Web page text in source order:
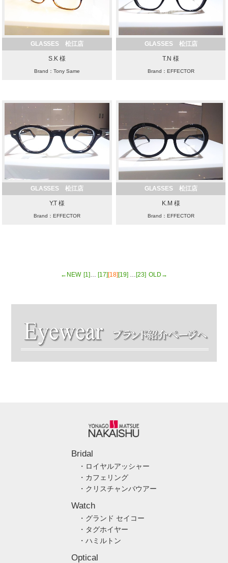
GLASSES 松江店
S.K 様
Brand：Tony Same
GLASSES 松江店
T.N 様
Brand：EFFECTOR
GLASSES 松江店
Y.T 様
Brand：EFFECTOR
GLASSES 松江店
K.M 様
Brand：EFFECTOR
←NEW [1]… [17][18][19] …[23] OLD→
Bridal
・ロイヤルアッシャー
・カフェリング
・クリスチャンバウアー
Watch
・グランド セイコー
・タグホイヤー
・ハミルトン
Optical